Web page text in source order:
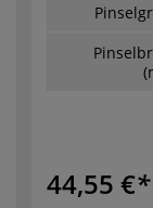
44,55 €